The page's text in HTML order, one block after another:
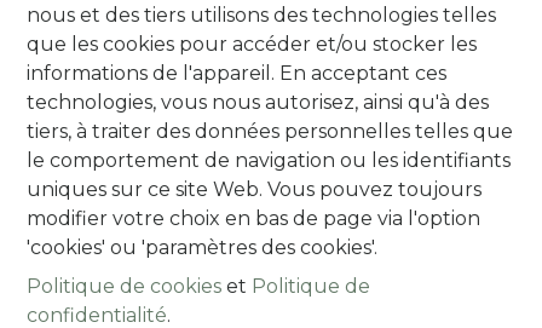
nous et des tiers utilisons des technologies telles
que les cookies pour accéder et/ou stocker les
informations de l'appareil. En acceptant ces
technologies, vous nous autorisez, ainsi qu'à des
tiers, à traiter des données personnelles telles que
le comportement de navigation ou les identifiants
uniques sur ce site Web. Vous pouvez toujours
modifier votre choix en bas de page via l'option
'cookies' ou 'paramètres des cookies'.
Politique de cookies et Politique de
confidentialité.
1480 Clabecq | Ref: 479
Alsembergsesteenweg 259